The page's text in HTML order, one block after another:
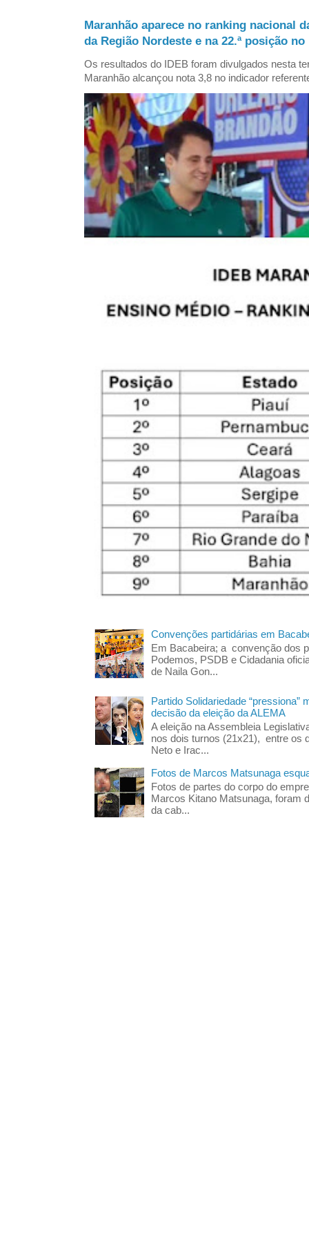
Maranhão aparece no ranking nacional
da Região Nordeste e na 22.ª posição
Os resultados do IDEB foram divulgados nesta
Maranhão alcançou nota 3,8 no indicador
Convenções partidárias em
Em Bacabeira; a convenção dos
Podemos, PSDB e Cidadania
de Naila Gon...
Partido Solidariedade “pressiona”
decisão da eleição da ALEMA
A eleição na Assembleia
nos dois turnos (21x21), entre os
Neto e Irac...
Fotos de Marcos Matsunaga
Fotos de partes do corpo do
Marcos Kitano Matsunaga, foram
da cab...